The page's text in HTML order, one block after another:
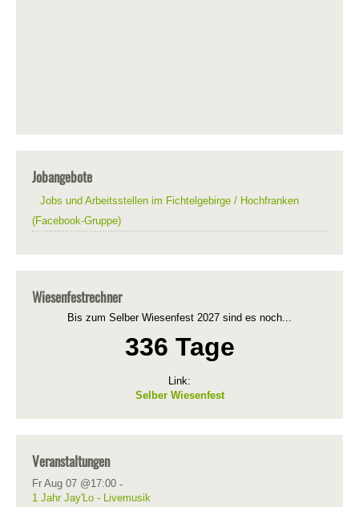
Jobangebote
Jobs und Arbeitsstellen im Fichtelgebirge / Hochfranken
(Facebook-Gruppe)
Wiesenfestrechner
Bis zum Selber Wiesenfest 2027 sind es noch...
336 Tage
Link:
Selber Wiesenfest
Veranstaltungen
Fr Aug 07 @17:00 -
1 Jahr Jay'Lo - Livemusik